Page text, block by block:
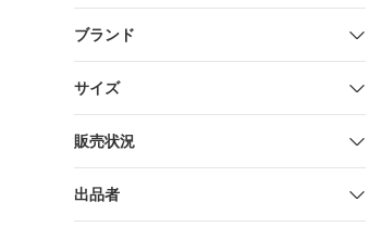
ブランド
サイズ
販売状況
出品者